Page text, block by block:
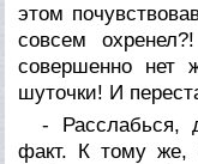
этом
совсем
совершенно нет
шуточки! И
- Расслабься,
факт. К тому же,